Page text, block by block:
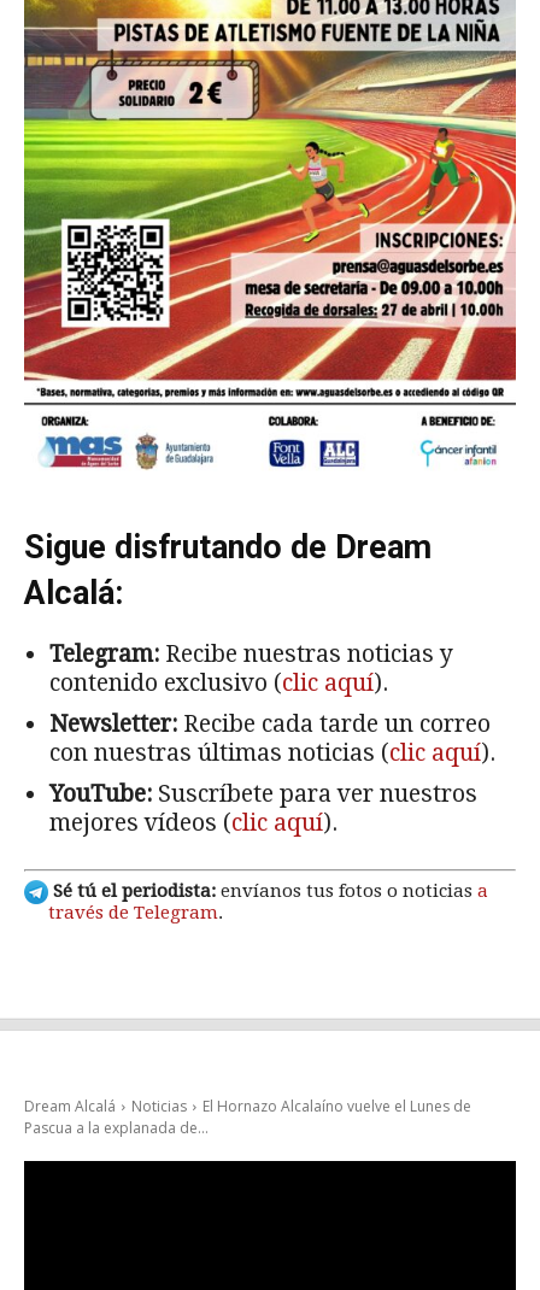
Sigue disfrutando de Dream
Alcalá:
Telegram: Recibe nuestras noticias y
contenido exclusivo (clic aquí).
Newsletter: Recibe cada tarde un correo
con nuestras últimas noticias (clic aquí).
YouTube: Suscríbete para ver nuestros
mejores vídeos (clic aquí).
Sé tú el periodista: envíanos tus fotos o noticias a
través de Telegram.